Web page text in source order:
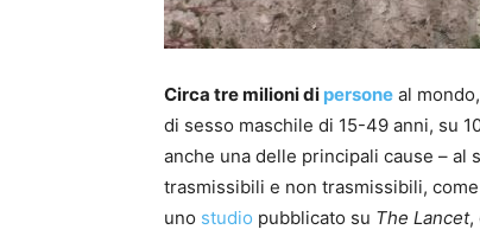
Circa tre milioni di persone al
di sesso maschile di 15-49 anni, su
anche una delle principali cause – al
trasmissibili e non trasmissibili,
uno studio pubblicato su The Lancet,